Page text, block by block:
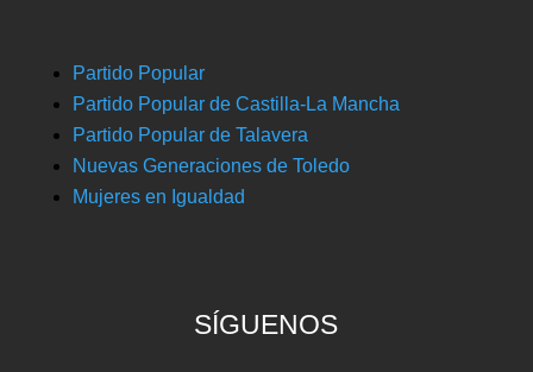
Partido Popular
Partido Popular de Castilla-La Mancha
Partido Popular de Talavera
Nuevas Generaciones de Toledo
Mujeres en Igualdad
SÍGUENOS